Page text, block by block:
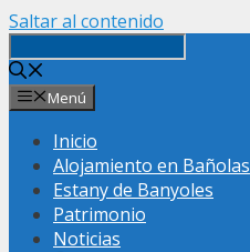
Saltar al contenido
Menú
Inicio
Alojamiento en Bañolas
Estany de Banyoles
Patrimonio
Noticias